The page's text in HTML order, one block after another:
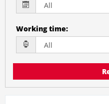
Working time: